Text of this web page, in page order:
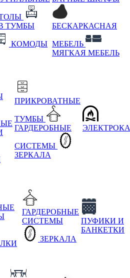
ТУМБЫ
КОМОДЫ
БЕСКАРКАСНАЯ
МЕБЕЛЬ
МЯГКАЯ МЕБЕЛЬ
ПРИКРОВАТНЫЕ
ТУМБЫ
ГАРДЕРОБНЫЕ
СИСТЕМЫ
ЗЕРКАЛА
ГАРДЕРОБНЫЕ
СИСТЕМЫ
ЗЕРКАЛА
ПУФИКИ И
БАНКЕТКИ